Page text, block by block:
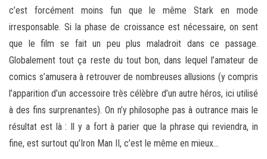
c’est forcément moins fun que le même Stark en mode
irresponsable. Si la phase de croissance est nécessaire, on sent
que le film se fait un peu plus maladroit dans ce passage.
Globalement tout ça reste du tout bon, dans lequel l’amateur de
comics s’amusera à retrouver de nombreuses allusions (y compris
l’apparition d’un accessoire très célèbre d’un autre héros, ici utilisé
à des fins surprenantes). On n’y philosophe pas à outrance mais le
résultat est là : Il y a fort à parier que la phrase qui reviendra, in
fine, est surtout qu’Iron Man II, c’est le même en mieux…